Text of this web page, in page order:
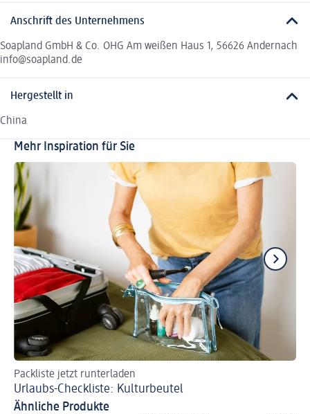
Anschrift des Unternehmens
Soapland GmbH & Co. OHG Am weißen Haus 1, 56626 Andernach
info@soapland.de
Hergestellt in
China
Mehr Inspiration für Sie
Packliste jetzt runterladen
Urlaubs-Checkliste: Kulturbeutel
Ähnliche Produkte